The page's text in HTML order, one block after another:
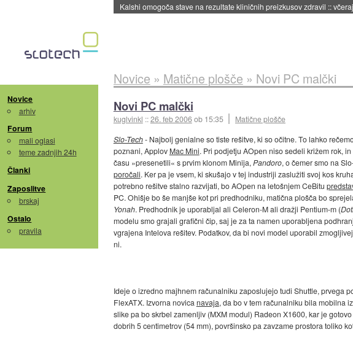
Sandisk že prodal več kot polovico SSD-jev za naslednji dve leti::
Novice
arhiv
Forum
mali oglasi
teme zadnjih 24h
Članki
Zaposlitve
brskaj
Ostalo
pravila
Novice » Matične plošče » Novi PC malčki
Novi PC malčki
kuglvinkl ::26. feb 2006ob 15:35 Matične plošče
Slo-Tech- Najbolj genialne so tiste rešitve, ki so očitne. To lahko
poznani, Applov Mac Mini. Pri podjetju AOpen niso sedeli križem rok,
času »presenetili« s prvim klonom Minija, Pandoro, o čemer smo na
poročali. Ker pa je vsem, ki skušajo v tej industriji zaslužiti svoj kos
potrebno rešitve stalno razvijati, bo AOpen na letošnjem CeBitu
PC. Ohišje bo še manjše kot pri predhodniku, matična plošča bo
Yonah. Predhodnik je uporabljal ali Celeron-M ali dražji Pentium-m (
modelu smo grajali grafični čip, saj je za ta namen uporabljena
vgrajena Intelova rešitev. Podatkov, da bi novi model uporabil
ni.
Ideje o izredno majhnem računalniku zaposlujejo tudi Shuttle, prvega
FlexATX. Izvorna novica navaja, da bo v tem računalniku bila mobilna
slike pa bo skrbel zamenljiv (MXM modul) Radeon X1600, kar je
dobrih 5 centimetrov (54 mm), površinsko pa zavzame prostora toliko